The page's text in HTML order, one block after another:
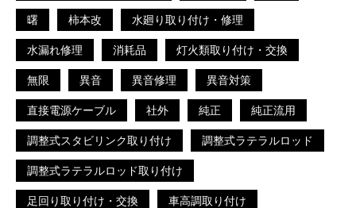
曙 柿本改 水廻り取り付け・修理
水漏れ修理 消耗品 灯火類取り付け・交換
無限 異音 異音修理 異音対策
直接電源ケーブル 社外 純正 純正流用
調整式スタビリンク取り付け 調整式ラテラルロッド
調整式ラテラルロッド取り付け
足回り取り付け・交換 車高調取り付け